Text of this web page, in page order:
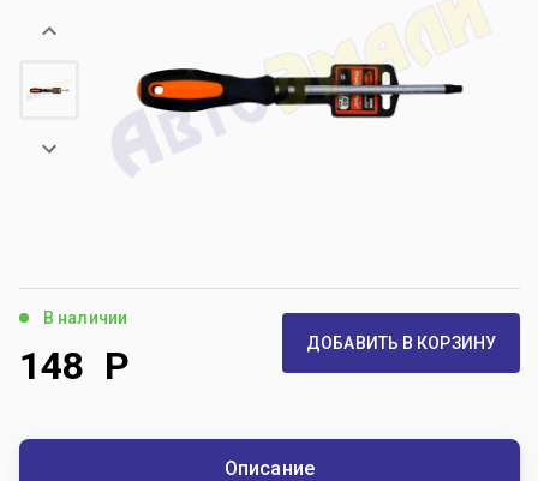
В наличии
148 Р ДОБАВИТЬ В КОРЗИНУ
Описание